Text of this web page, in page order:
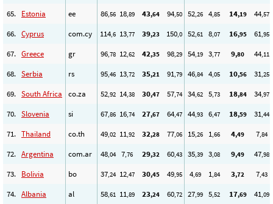
65. Estonia ee 86,56 18,89 43,64 94,50 52,26 4,85 14,19 44,57
66. Cyprus com.cy 114,6 13,77 39,23 150,0 52,61 8,07 16,95 61,95
67. Greece gr 96,78 12,62 42,35 98,29 54,19 3,77 9,80 44,11
68. Serbia rs 95,46 13,72 35,21 91,79 46,84 4,05 10,56 31,25
69. South Africa co.za 52,92 14,38 30,47 57,74 34,62 5,73 18,84 34,97
70. Slovenia si 67,86 16,74 27,67 64,47 44,93 6,47 18,59 31,44
71. Thailand co.th 49,02 11,92 32,28 77,06 15,26 1,66 4,49 7,84
72. Argentina com.ar 48,04 7,76 29,32 60,43 35,39 3,08 9,49 47,98
73. Bolivia bo 37,24 12,47 30,45 49,95 4,69 1,84 3,72 7,43
74. Albania al 58,61 11,89 23,24 60,72 27,99 5,52 17,69 41,09